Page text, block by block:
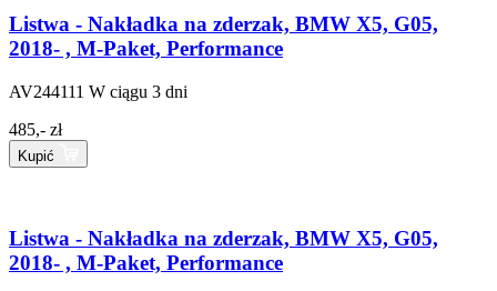
Listwa - Nakładka na zderzak, BMW X5, G05,
2018- , M-Paket, Performance
AV244111 W ciągu 3 dni
485,- zł
Kupić
Listwa - Nakładka na zderzak, BMW X5, G05,
2018- , M-Paket, Performance